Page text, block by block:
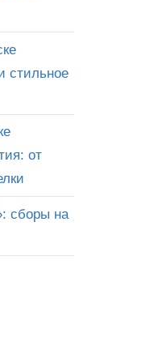
стильное
от
сборы на